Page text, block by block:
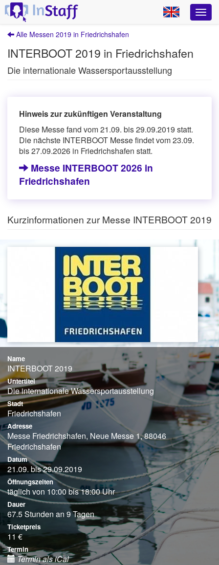
Alle Messen 2019 in Friedrichshafen
INTERBOOT 2019 in Friedrichshafen
Die internationale Wassersportausstellung
Hinweis zur zukünftigen Veranstaltung
Diese Messe fand vom 21.09. bis 29.09.2019 statt.
Die nächste INTERBOOT Messe findet vom 23.09.
bis 27.09.2026 in Friedrichshafen statt.
Messe INTERBOOT 2026 in
Friedrichshafen
Kurzinformationen zur Messe INTERBOOT 2019
Name
INTERBOOT 2019
Untertitel
Die internationale Wassersportausstellung
Stadt
Friedrichshafen
Adresse
Messe Friedrichshafen, Neue Messe 1, 88046
Friedrichshafen
Datum
21.09. bis 29.09.2019
Öffnungszeiten
täglich von 10:00 bis 18:00 Uhr
Dauer
67.5 Stunden an 9 Tagen
Ticketpreis
11 €
Termin
Termin als iCal